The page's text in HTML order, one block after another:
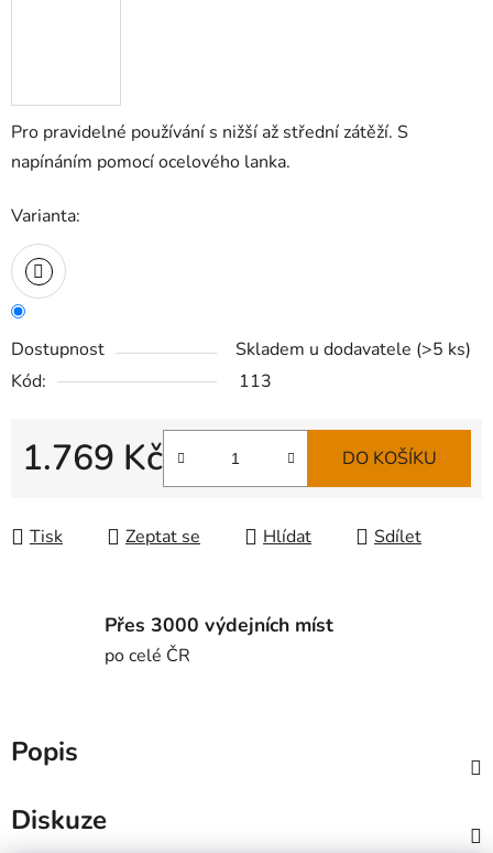
Pro pravidelné používání s nižší až střední zátěží. S
napínáním pomocí ocelového lanka.
Varianta:
Dostupnost Skladem u dodavatele (>5 ks)
Kód:
113
1.769 Kč DO KOŠÍKU
Tisk Zeptat se Hlídat Sdílet
Přes 3000 výdejních míst
po celé ČR
Popis
Diskuze